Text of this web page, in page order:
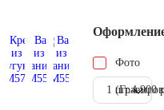
Фото
1 шт.4.900